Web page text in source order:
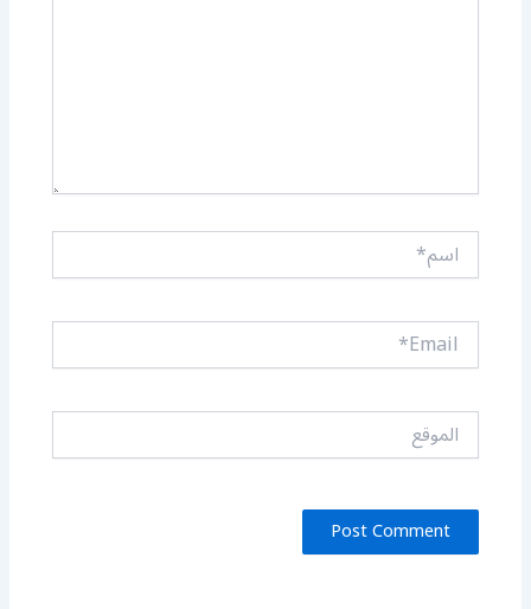
اسم*
Email*
الموقع